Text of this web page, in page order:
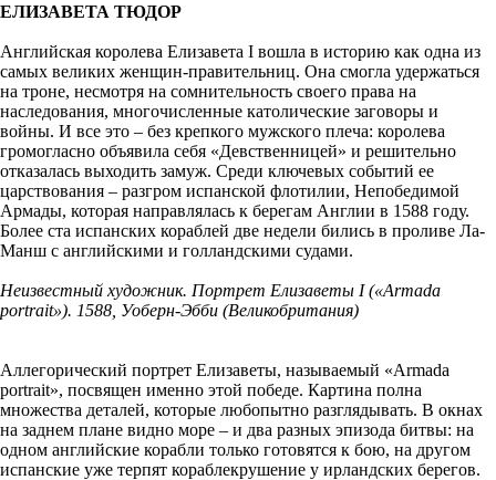
ЕЛИЗАВЕТА ТЮДОР
Английская королева Елизавета I вошла в историю как одна из
самых великих женщин-правительниц. Она смогла удержаться
на троне, несмотря на сомнительность своего права на
наследования, многочисленные католические заговоры и
войны. И все это – без крепкого мужского плеча: королева
громогласно объявила себя «Девственницей» и решительно
отказалась выходить замуж. Среди ключевых событий ее
царствования – разгром испанской флотилии, Непобедимой
Армады, которая направлялась к берегам Англии в 1588 году.
Более ста испанских кораблей две недели бились в проливе Ла-
Манш с английскими и голландскими судами.
Неизвестный художник. Портрет Елизаветы I («Armada
portrait»). 1588, Уоберн-Эбби (Великобритания)
Аллегорический портрет Елизаветы, называемый «Armada
portrait», посвящен именно этой победе. Картина полна
множества деталей, которые любопытно разглядывать. В окнах
на заднем плане видно море – и два разных эпизода битвы: на
одном английские корабли только готовятся к бою, на другом
испанские уже терпят кораблекрушение у ирландских берегов.